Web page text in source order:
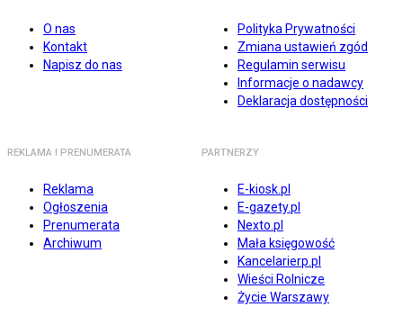
O nas
Kontakt
Napisz do nas
Polityka Prywatności
Zmiana ustawień zgód
Regulamin serwisu
Informacje o nadawcy
Deklaracja dostępności
REKLAMA I PRENUMERATA
Reklama
Ogłoszenia
Prenumerata
Archiwum
PARTNERZY
E-kiosk.pl
E-gazety.pl
Nexto.pl
Mała księgowość
Kancelarierp.pl
Wieści Rolnicze
Życie Warszawy